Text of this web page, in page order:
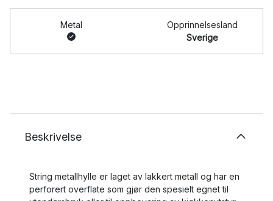
Metal
Opprinnelsesland
Sverige
Beskrivelse
String metallhylle er laget av lakkert metall og har en
perforert overflate som gjør den spesielt egnet til